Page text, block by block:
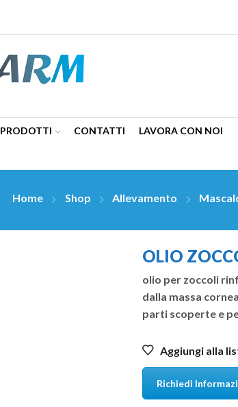
PRODOTTI CONTATTI LAVORA CON NOI
Home Shop Allevamento
OLIO
olio per zoccoli
dalla massa
parti scoperte e
Aggiungi alla
Richiedi